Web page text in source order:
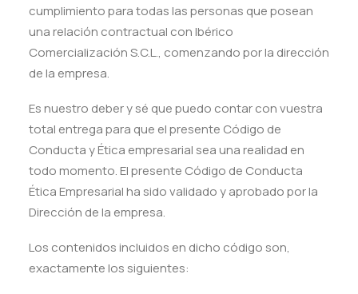
cumplimiento para todas las personas que posean
una relación contractual con Ibérico
Comercialización S.C.L., comenzando por la dirección
de la empresa.
Es nuestro deber y sé que puedo contar con vuestra
total entrega para que el presente Código de
Conducta y Ética empresarial sea una realidad en
todo momento. El presente Código de Conducta
Ética Empresarial ha sido validado y aprobado por la
Dirección de la empresa.
Los contenidos incluidos en dicho código son,
exactamente los siguientes: